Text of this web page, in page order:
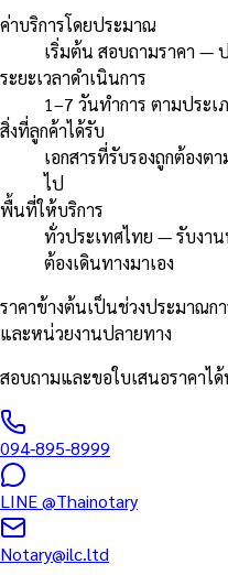
ค่าบริการโดยประมาณ
เริ่มต้น สอบถามราคา —
ระยะเวลาดำเนินการ
1–7 วันทำการ ตามประ
สิ่งที่ลูกค้าได้รับ
เอกสารที่รับรองถูกต้อง
ไป
พื้นที่ให้บริการ
ทั่วประเทศไทย — รับงา
ต้องเดินทางมาเอง
ราคาข้างต้นเป็นช่วงประมาณก
และหน่วยงานปลายทาง
สอบถามและขอใบเสนอราคาไ
094-895-8999
LINE@Thainotary
Notary@ilc.ltd